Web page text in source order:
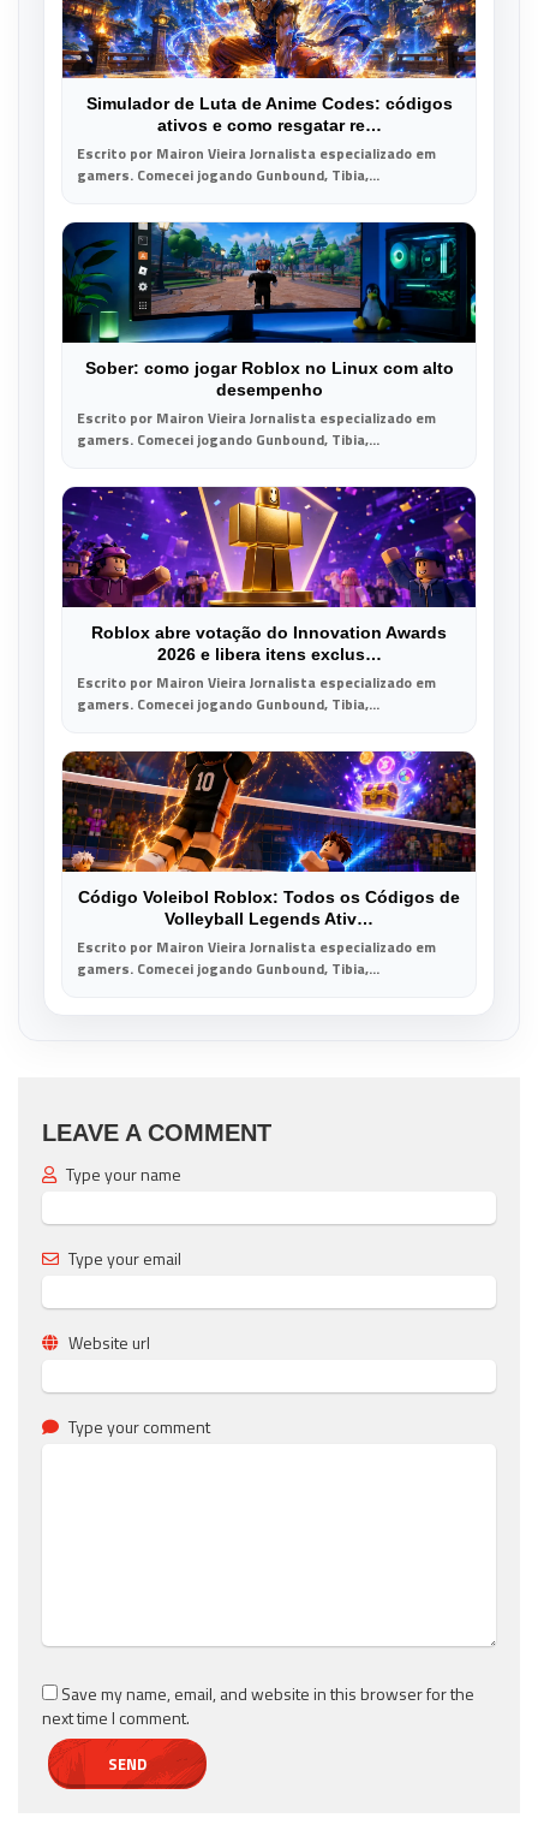
Simulador de Luta de Anime Codes: códigos
ativos e como resgatar re…
Escrito por Mairon Vieira Jornalista especializado em
gamers. Comecei jogando Gunbound, Tibia,...
Sober: como jogar Roblox no Linux com alto
desempenho
Escrito por Mairon Vieira Jornalista especializado em
gamers. Comecei jogando Gunbound, Tibia,...
Roblox abre votação do Innovation Awards
2026 e libera itens exclus…
Escrito por Mairon Vieira Jornalista especializado em
gamers. Comecei jogando Gunbound, Tibia,...
Código Voleibol Roblox: Todos os Códigos de
Volleyball Legends Ativ…
Escrito por Mairon Vieira Jornalista especializado em
gamers. Comecei jogando Gunbound, Tibia,...
LEAVE A COMMENT
Type your name
Type your email
Website url
Type your comment
Save my name, email, and website in this browser for the
next time I comment.